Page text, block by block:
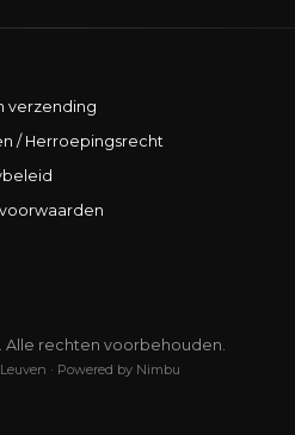
verzending
/ Herroepingsrecht
Alle rechten voorbehouden.
· Powered by Nimbu